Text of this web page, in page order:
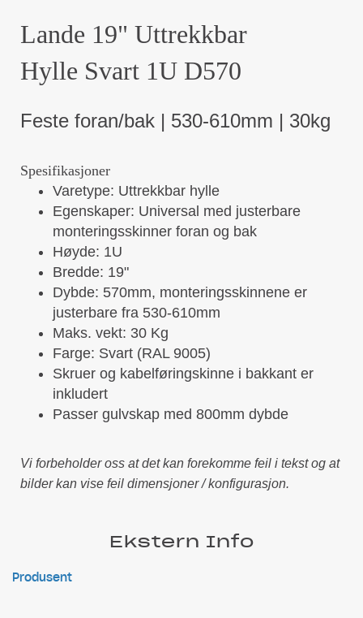
Lande 19" Uttrekkbar
Hylle Svart 1U D570
Feste foran/bak | 530-610mm | 30kg
Spesifikasjoner
Varetype: Uttrekkbar hylle
Egenskaper: Universal med justerbare
monteringsskinner foran og bak
Høyde: 1U
Bredde: 19"
Dybde: 570mm, monteringsskinnene er
justerbare fra 530-610mm
Maks. vekt: 30 Kg
Farge: Svart (RAL 9005)
Skruer og kabelføringskinne i bakkant er
inkludert
Passer gulvskap med 800mm dybde
Vi forbeholder oss at det kan forekomme feil i tekst og at
bilder kan vise feil dimensjoner / konfigurasjon.
Ekstern Info
Produsent